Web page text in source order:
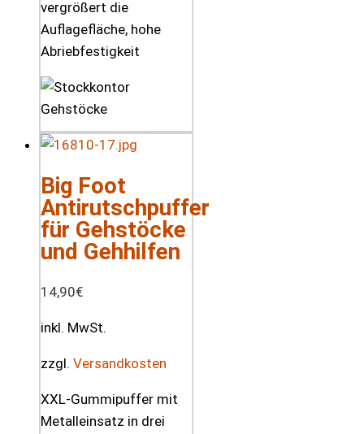
vergrößert die
Auflagefläche, hohe
Abriebfestigkeit
Big Foot
Antirutschpuffer
für Gehstöcke
und Gehhilfen
14,90€
inkl. MwSt.
zzgl. Versandkosten
XXL-Gummipuffer mit
Metalleinsatz in drei